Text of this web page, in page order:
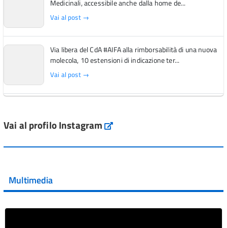
Medicinali, accessibile anche dalla home de...
Vai al post →
Via libera del CdA #AIFA alla rimborsabilità di una nuova
molecola, 10 estensioni di indicazione ter...
Vai al post →
Vai al post →
Vai al post →
Vai al profilo Instagram Instagram
Multimedia